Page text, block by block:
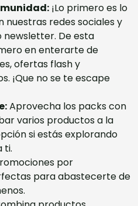
¡Lo primero es lo
nuestras redes sociales y
newsletter. De esta
en enterarte de
ofertas flash y
¡Que no se te escape
Aprovecha los packs con
varios productos a la
si estás explorando
ti.
por
para abastecerte de